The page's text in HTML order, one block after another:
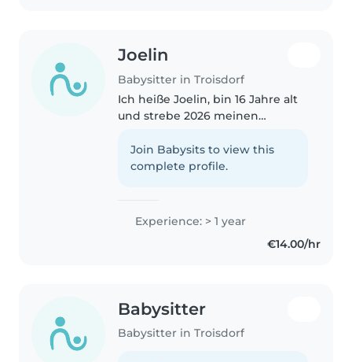
Joelin
Babysitter in Troisdorf
Ich heiße Joelin, bin 16 Jahre alt
und strebe 2026 meinen
Qualifikation an. Ich habe viel
Freude am Umgang mit
Join Babysits to view this
complete profile.
Experience: > 1 year
€14.00/hr
Babysitter
Babysitter in Troisdorf